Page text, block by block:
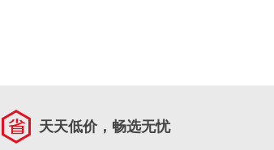
天天低价，畅选无忧